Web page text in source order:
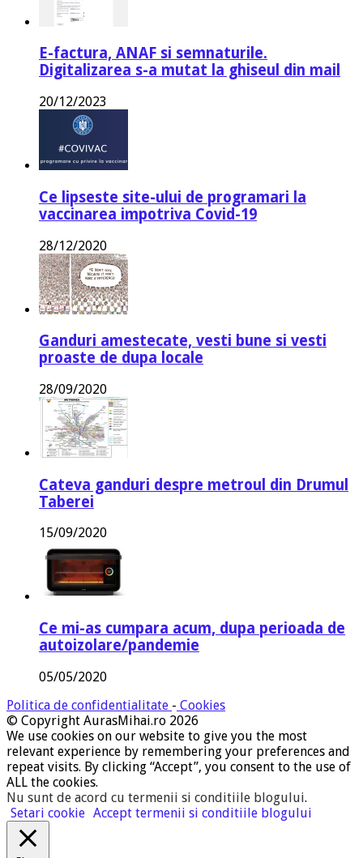
E-factura, ANAF si semnaturile.
Digitalizarea s-a mutat la ghiseul din mail
20/12/2023
Ce lipseste site-ului de programari la
vaccinarea impotriva Covid-19
28/12/2020
Ganduri amestecate, vesti bune si vesti
proaste de dupa locale
28/09/2020
Cateva ganduri despre metroul din Drumul
Taberei
15/09/2020
Ce mi-as cumpara acum, dupa perioada de
autoizolare/pandemie
05/05/2020
Politica de confidentialitate - Cookies
© Copyright AurasMihai.ro 2026
We use cookies on our website to give you the most
relevant experience by remembering your preferences and
repeat visits. By clicking “Accept”, you consent to the use of
ALL the cookies.
Nu sunt de acord cu termenii si conditiile blogului.
Setari cookie Accept termenii si conditiile blogului